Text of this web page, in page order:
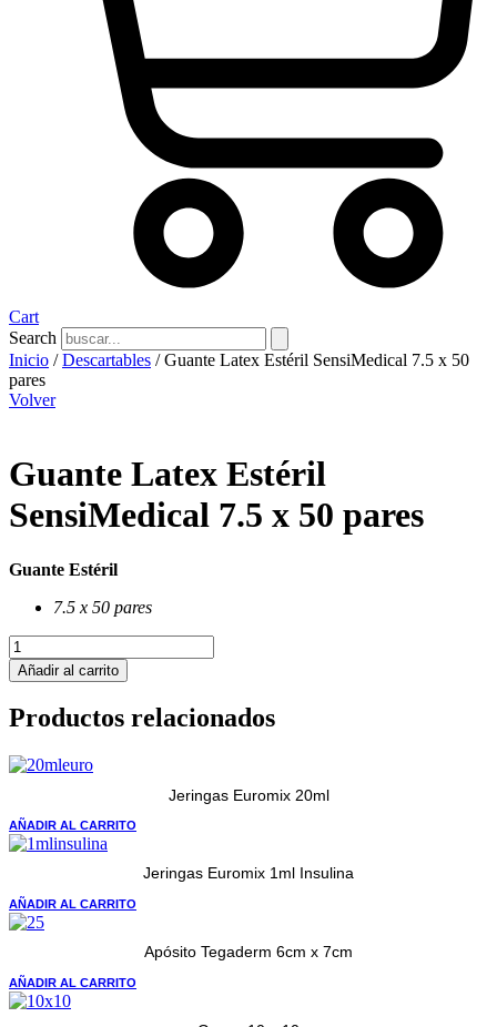
Cart
Search
Inicio /Descartables / Guante Latex Estéril SensiMedical 7.5 x 50
pares
Volver
Guante Latex Estéril
SensiMedical 7.5 x 50 pares
Guante Estéril
7.5 x 50 pares
Guante
Latex
Estéril
SensiMedical
7.5
50
Añadir al carrito
Productos relacionados
Jeringas Euromix 20ml
AÑADIR AL CARRITO
Jeringas Euromix 1ml Insulina
AÑADIR AL CARRITO
Apósito Tegaderm 6cm x 7cm
AÑADIR AL CARRITO